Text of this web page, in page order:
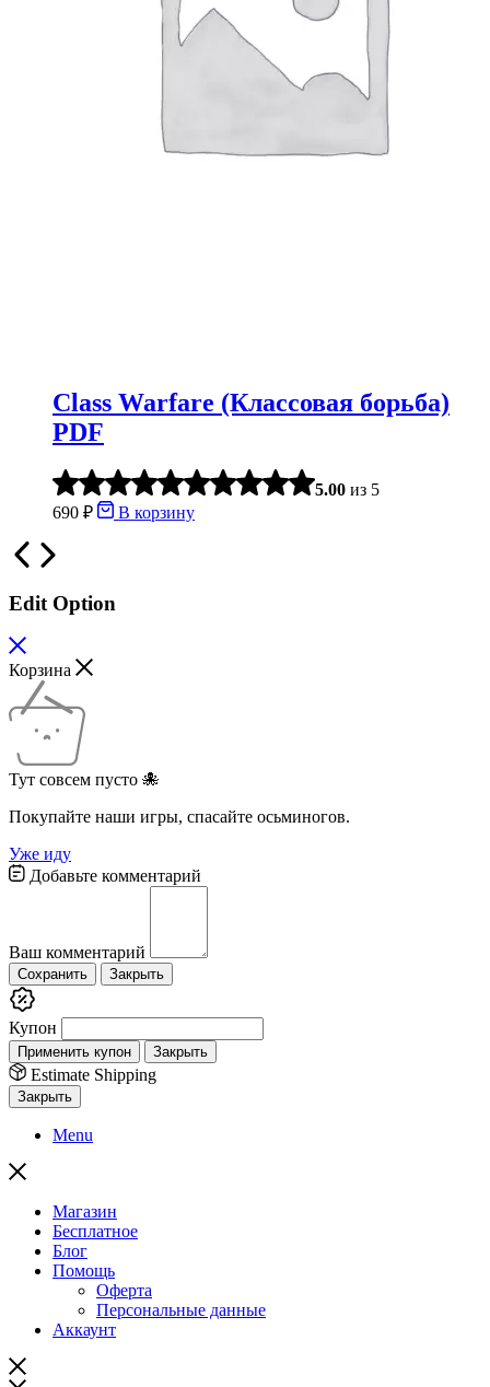
Class Warfare (Классовая борьба)
PDF
5.00 из 5
690 ₽ В корзину
Edit Option
Корзина
Тут совсем пусто 🐙
Покупайте наши игры, спасайте осьминогов.
Уже иду
Добавьте комментарий
Ваш комментарий
Сохранить Закрыть
Купон
Применить купон Закрыть
Estimate Shipping
Закрыть
Menu
Магазин
Бесплатное
Блог
Помощь
Оферта
Персональные данные
Аккаунт